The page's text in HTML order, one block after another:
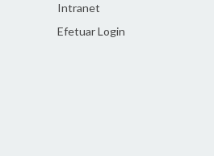
Intranet
Efetuar Login